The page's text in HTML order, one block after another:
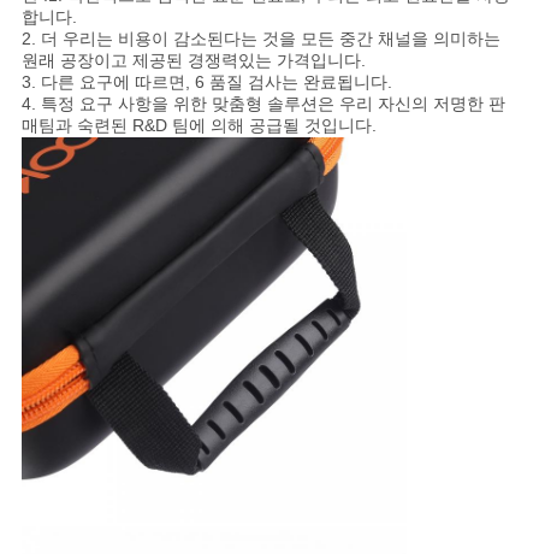
합니다.
2. 더 우리는 비용이 감소된다는 것을 모든 중간 채널을 의미하는
원래 공장이고 제공된 경쟁력있는 가격입니다.
3. 다른 요구에 따르면, 6 품질 검사는 완료됩니다.
4. 특정 요구 사항을 위한 맞춤형 솔루션은 우리 자신의 저명한 판
매팀과 숙련된 R&D 팀에 의해 공급될 것입니다.